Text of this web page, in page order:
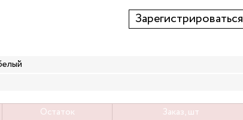
Зарегистрироваться
Остаток
Заказ, шт